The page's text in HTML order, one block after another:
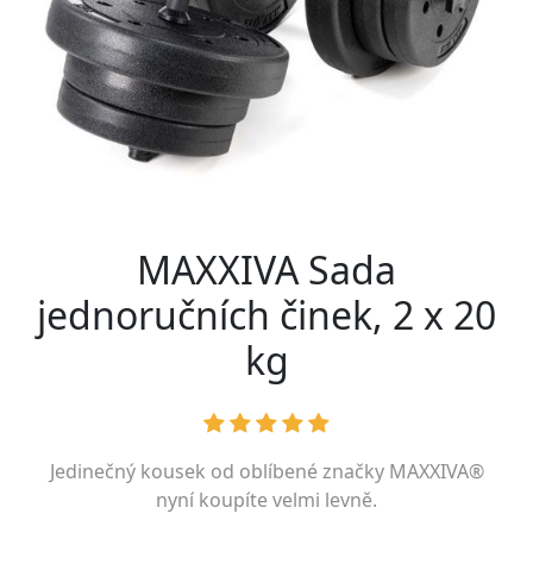
MAXXIVA Sada
jednoručních činek, 2 x 20
kg
Jedinečný kousek od oblíbené značky MAXXIVA®
nyní koupíte velmi levně.